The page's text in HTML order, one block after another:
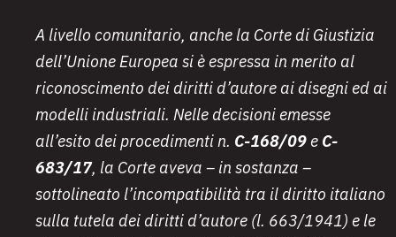
A livello comunitario, anche la Corte di Giustizia
dell’Unione Europea si è espressa in merito al
riconoscimento dei diritti d’autore ai disegni ed ai
modelli industriali. Nelle decisioni emesse
all’esito dei procedimenti n. C-168/09 e C-
683/17, la Corte aveva – in sostanza –
sottolineato l’incompatibilità tra il diritto italiano
sulla tutela dei diritti d’autore (l. 663/1941) e le